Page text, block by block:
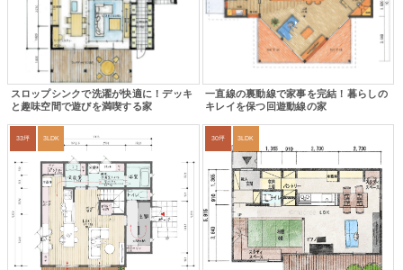
スロップシンクで洗濯が快適に！デッキ
と趣味空間で遊びを満喫する家
一直線の裏動線で家事を完結！暮らしの
キレイを保つ回遊動線の家
33坪 3LDK 30坪 3LDK